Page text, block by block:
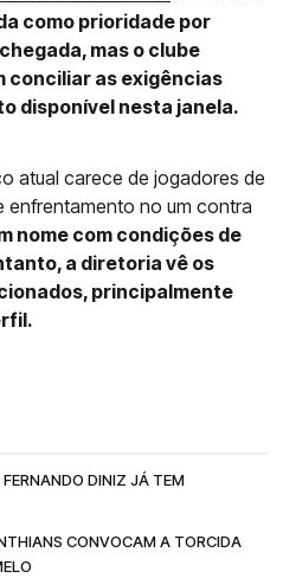
como prioridade por
mas o clube
conciliar as exigências
disponível nesta janela.
atual carece de jogadores de
enfrentamento no um contra
nome com condições de
a diretoria vê os
principalmente
DINIZ JÁ TEM
CONVOCAM A TORCIDA